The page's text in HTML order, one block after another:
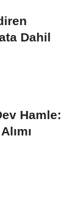
Dahil
Hamle: